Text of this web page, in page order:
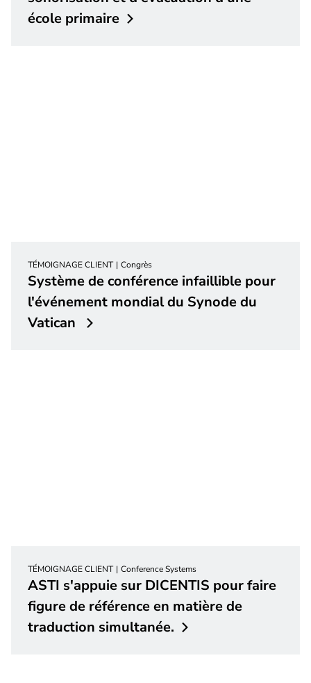
école primaire
TÉMOIGNAGE CLIENT Congrès
Système de conférence infaillible pour
l'événement mondial du Synode du
Vatican
TÉMOIGNAGE CLIENT Conference Systems
ASTI s'appuie sur DICENTIS pour faire
figure de référence en matière de
traduction simultanée.